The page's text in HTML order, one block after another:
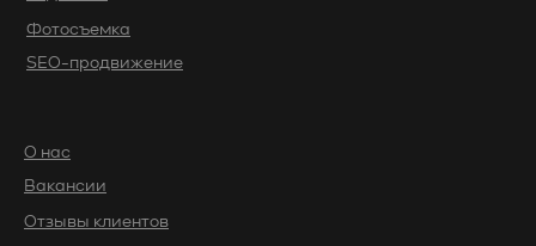
Фотосъемка
SEO-продвижение
О нас
Вакансии
Отзывы клиентов